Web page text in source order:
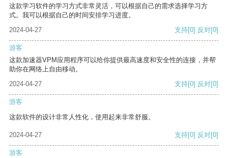
这款学习软件的学习方式非常灵活，可以根据自己的需求选择学习方
式。我可以根据自己的时间安排学习进度。
2024-04-27
支持[0] 反对[0]
游客
这款加速器VPM应用程序可以给你提供最高速度和安全性的连接，并帮
助你在网络上自由移动。
2024-04-27
支持[0] 反对[0]
游客
这款软件的设计非常人性化，使用起来非常舒服。
2024-04-27 支持[0] 反对[0]
游客